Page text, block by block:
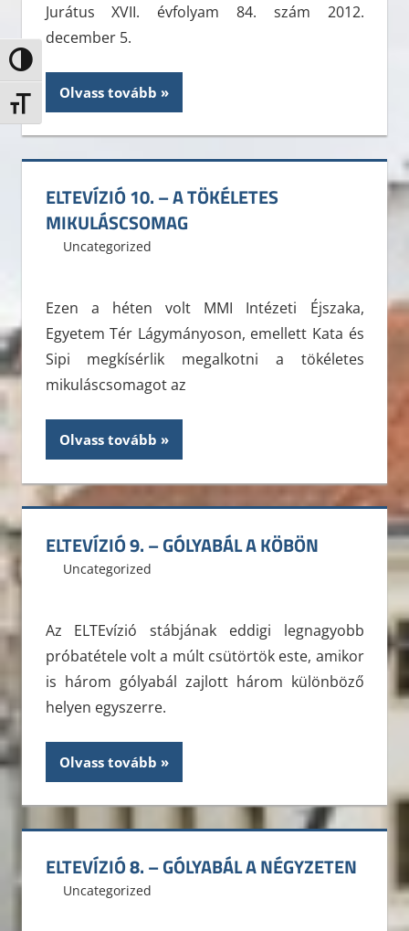
Nagy kontraszt váltása
Betűméret váltása
Jurátus XVII. évfolyam 84. szám 2012.
december 5.
Olvass tovább
ELTEVÍZIÓ 10. – A TÖKÉLETES
MIKULÁSCSOMAG
2012. december 3.
ELTE ÁJK HÖK
Uncategorized
Ezen a héten volt MMI Intézeti Éjszaka,
Egyetem Tér Lágymányoson, emellett Kata és
Sipi megkísérlik megalkotni a tökéletes
mikuláscsomagot az
Olvass tovább
ELTEVÍZIÓ 9. – GÓLYABÁL A KÖBÖN
2012. november 26.
ELTE ÁJK HÖK
Uncategorized
Az ELTEvízió stábjának eddigi legnagyobb
próbatétele volt a múlt csütörtök este, amikor
is három gólyabál zajlott három különböző
helyen egyszerre.
Olvass tovább
ELTEVÍZIÓ 8. – GÓLYABÁL A NÉGYZETEN
2012. november 20.
ELTE ÁJK HÖK
Uncategorized